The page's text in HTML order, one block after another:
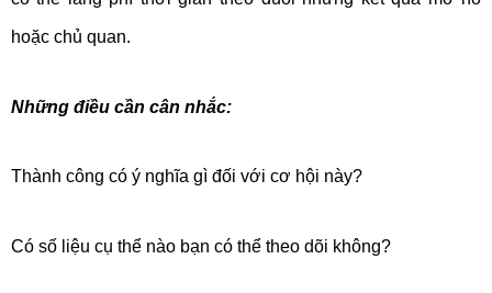
hoặc chủ quan.
Những điều cần cân nhắc:
Thành công có ý nghĩa gì đối với cơ hội này?
Có số liệu cụ thể nào bạn có thể theo dõi không?